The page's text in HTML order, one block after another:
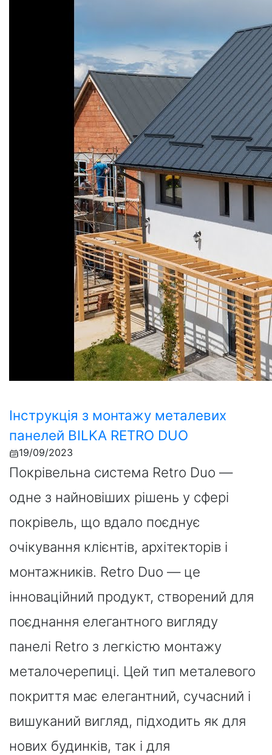
Інструкція з монтажу металевих
панелей BILKA RETRO DUO
19/09/2023
Покрівельна система Retro Duo —
одне з найновіших рішень у сфері
покрівель, що вдало поєднує
очікування клієнтів, архітекторів і
монтажників. Retro Duo — це
інноваційний продукт, створений для
поєднання елегантного вигляду
панелі Retro з легкістю монтажу
металочерепиці. Цей тип металевого
покриття має елегантний, сучасний і
вишуканий вигляд, підходить як для
нових будинків, так і для